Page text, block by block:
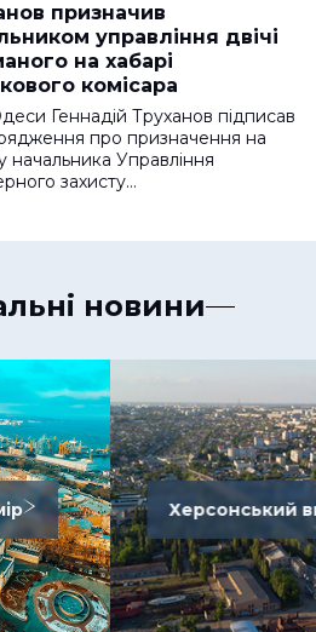
призначив
управління двічі
на хабарі
комісара
Геннадій Труханов підписав
про призначення на
начальника Управління
захисту…
новини
Херсонський